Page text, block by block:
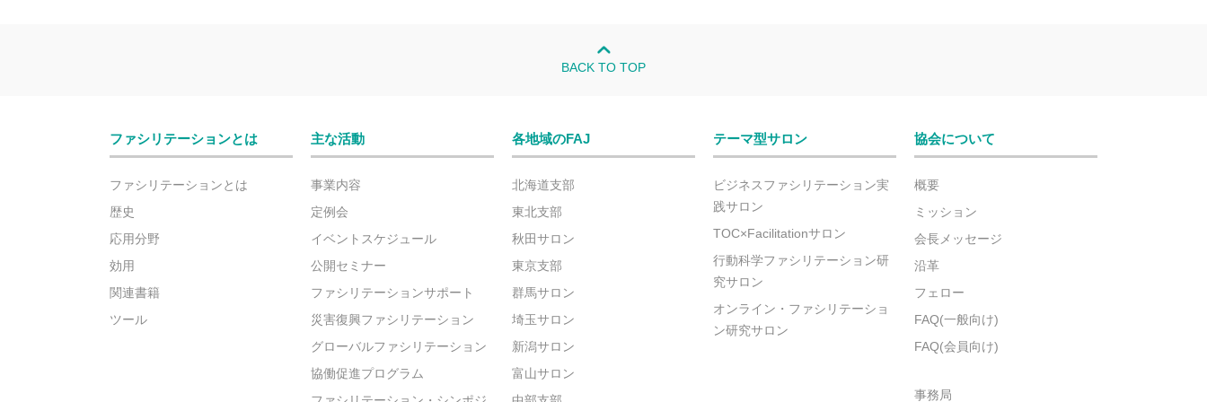
BACK TO TOP
ファシリテーションとは
ファシリテーションとは
歴史
応用分野
効用
関連書籍
ツール
主な活動
事業内容
定例会
イベントスケジュール
公開セミナー
ファシリテーションサポート
災害復興ファシリテーション
グローバルファシリテーション
協働促進プログラム
各地域のFAJ
北海道支部
東北支部
秋田サロン
東京支部
群馬サロン
埼玉サロン
新潟サロン
富山サロン
テーマ型サロン
ビジネスファシリテーション実
践サロン
TOC×Facilitationサロン
行動科学ファシリテーション研
究サロン
オンライン・ファシリテーショ
ン研究サロン
協会について
概要
ミッション
会長メッセージ
沿革
フェロー
FAQ(一般向け)
FAQ(会員向け)
事務局